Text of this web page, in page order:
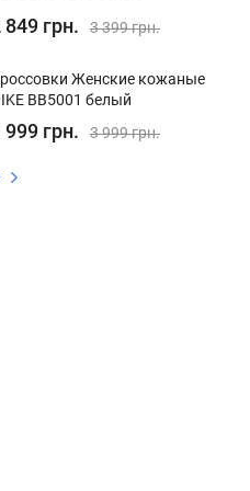
849 грн. 3 399 грн.
Женские кожаные
BB5001 белый
999 грн. 3 999 грн.